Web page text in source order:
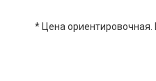
* Цена ориентировочная.